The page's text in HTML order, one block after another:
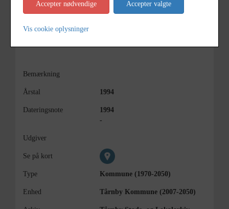
Bemærkning
Årstal 1994
Dateringsnote
1994
-
Udgiver
Se på kort
Type Kommune (1970-2050)
Enhed Tårnby Kommune (2007-2050)
Accepter nødvendige Accepter valgte
Vis cookie oplysninger